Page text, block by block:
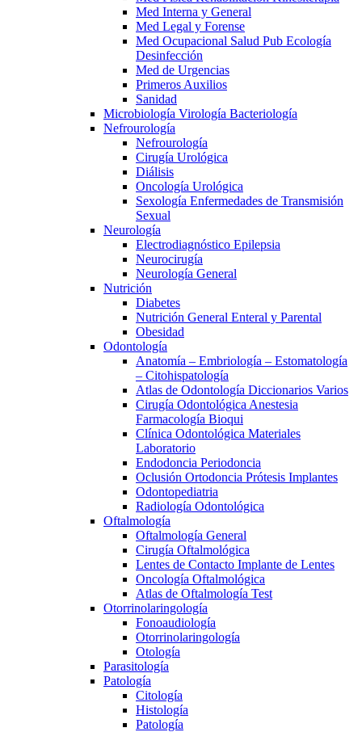
Med Interna y General
Med Legal y Forense
Med Ocupacional Salud Pub Ecología
Desinfección
Med de Urgencias
Primeros Auxilios
Sanidad
Microbiología Virología Bacteriología
Nefrourología
Nefrourología
Cirugía Urológica
Diálisis
Oncología Urológica
Sexología Enfermedades de Transmisión
Sexual
Neurología
Electrodiagnóstico Epilepsia
Neurocirugía
Neurología General
Nutrición
Diabetes
Nutrición General Enteral y Parental
Obesidad
Odontología
Anatomía – Embriología – Estomatología
– Citohispatología
Atlas de Odontología Diccionarios Varios
Cirugía Odontológica Anestesia
Farmacología Bioqui
Clínica Odontológica Materiales
Laboratorio
Endodoncia Periodoncia
Oclusión Ortodoncia Prótesis Implantes
Odontopediatria
Radiología Odontológica
Oftalmología
Oftalmología General
Cirugía Oftalmológica
Lentes de Contacto Implante de Lentes
Oncología Oftalmológica
Atlas de Oftalmología Test
Otorrinolaringología
Fonoaudiología
Otorrinolaringología
Otología
Parasitología
Patología
Citología
Histología
Patología